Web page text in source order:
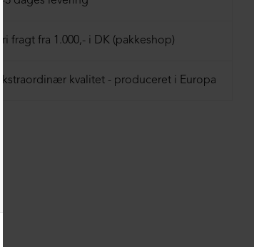
Fri fragt fra 1.000,- i DK (pakkeshop)
Ekstraordinær kvalitet - produceret i Europa